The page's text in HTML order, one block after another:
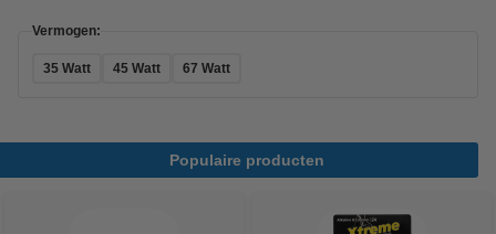
Vermogen:
35 Watt 45 Watt 67 Watt
Populaire producten